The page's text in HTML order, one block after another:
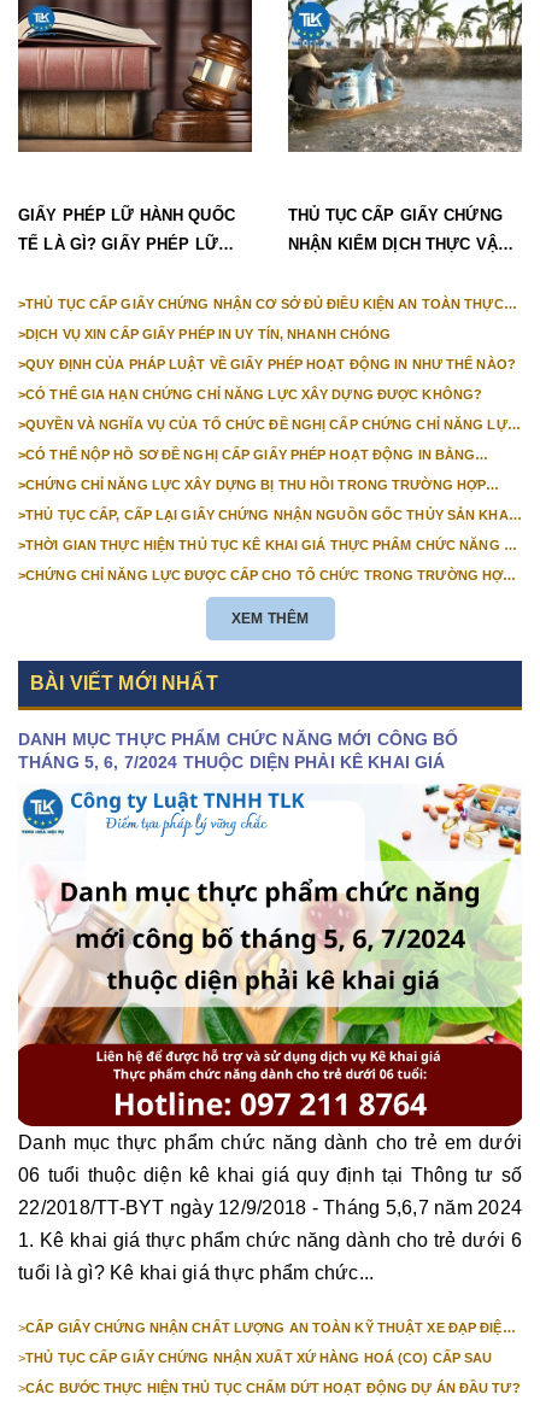
GIẤY PHÉP LỮ HÀNH QUỐC
TẾ LÀ GÌ? GIẤY PHÉP LỮ
THỦ TỤC CẤP GIẤY CHỨNG
NHẬN KIỂM DỊCH THỰC VẬT
NƯỚC VỀ AN TOÀN THỰC
PHẨM HÀNG HÓA CÓ NGUỒN
GỐC THỰC VẬT NHẬP KHẨU,
KIỂM TRA NHÀ NƯỚC VỀ
CHẤT LƯỢNG THỨC ĂN CHĂN
NUÔI, THỨC ĂN
>THỦ TỤC CẤP GIẤY CHỨNG NHẬN CƠ SỞ ĐỦ ĐIỀU KIỆN AN TOÀN THỰC
THỦY SẢN
>DỊCH VỤ XIN CẤP GIẤY PHÉP IN UY TÍN, NHANH CHÓNG
>QUY ĐỊNH CỦA PHÁP LUẬT VỀ GIẤY PHÉP HOẠT ĐỘNG IN NHƯ THẾ NÀO?
>CÓ THỂ GIA HẠN CHỨNG CHỈ NĂNG LỰC XÂY DỰNG ĐƯỢC KHÔNG?
>QUYỀN VÀ NGHĨA VỤ CỦA TỔ CHỨC ĐỀ NGHỊ CẤP CHỨNG CHỈ NĂNG LỰC
>CÓ THỂ NỘP HỒ SƠ ĐỀ NGHỊ CẤP GIẤY PHÉP HOẠT ĐỘNG IN BẰNG
>CHỨNG CHỈ NĂNG LỰC XÂY DỰNG BỊ THU HỒI TRONG TRƯỜNG HỢP
>THỦ TỤC CẤP, CẤP LẠI GIẤY CHỨNG NHẬN NGUỒN GỐC THỦY SẢN KHAI
>THỜI GIAN THỰC HIỆN THỦ TỤC KÊ KHAI GIÁ THỰC PHẨM CHỨC NĂNG LÀ
>CHỨNG CHỈ NĂNG LỰC ĐƯỢC CẤP CHO TỔ CHỨC TRONG TRƯỜNG HỢP
XEM THÊM
BÀI VIẾT MỚI NHẤT
DANH MỤC THỰC PHẨM CHỨC NĂNG MỚI CÔNG BỐ
THÁNG 5, 6, 7/2024 THUỘC DIỆN PHẢI KÊ KHAI GIÁ
Danh mục thực phẩm chức năng dành cho trẻ em dưới
06 tuổi thuộc diện kê khai giá quy định tại Thông tư số
22/2018/TT-BYT ngày 12/9/2018 - Tháng 5,6,7 năm 2024
1. Kê khai giá thực phẩm chức năng dành cho trẻ dưới 6
tuổi là gì? Kê khai giá thực phẩm chức...
>CẤP GIẤY CHỨNG NHẬN CHẤT LƯỢNG AN TOÀN KỸ THUẬT XE ĐẠP ĐIỆN
>THỦ TỤC CẤP GIẤY CHỨNG NHẬN XUẤT XỨ HÀNG HOÁ (CO) CẤP SAU
>CÁC BƯỚC THỰC HIỆN THỦ TỤC CHẤM DỨT HOẠT ĐỘNG DỰ ÁN ĐẦU TƯ?